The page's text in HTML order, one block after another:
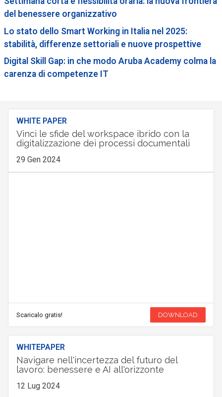
del benessere organizzativo
Lo stato dello Smart Working in Italia nel 2025:
stabilità, differenze settoriali e nuove prospettive
Digital Skill Gap: in che modo Aruba Academy colma la
carenza di competenze IT
WHITE PAPER
Vinci le sfide del workspace ibrido con la
digitalizzazione dei processi documentali
29 Gen 2024
Scaricalo gratis! DOWNLOAD
WHITEPAPER
Navigare nell'incertezza del futuro del
lavoro: benessere e AI all'orizzonte
12 Lug 2024